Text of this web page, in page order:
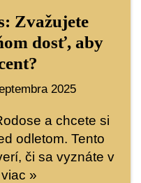
Zvažujete
dosť, aby
2025
a chcete si
odletom. Tento
či sa vyznáte v
»